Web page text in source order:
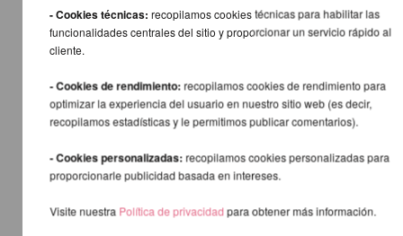
- Cookies técnicas:recopilamos cookies técnicas para habilitar las
funcionalidades centrales del sitio y proporcionar un servicio rápido al
cliente.
- Cookies de rendimiento:recopilamos cookies de rendimiento para
optimizar la experiencia del usuario en nuestro sitio web (es decir,
recopilamos estadísticas y le permitimos publicar comentarios).
- Cookies personalizadas:recopilamos cookies personalizadas para
proporcionarle publicidad basada en intereses.
Visite nuestra Política de privacidadpara obtener más información.